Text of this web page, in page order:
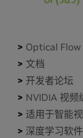
Optical Flow
文档
开发者论坛
NVIDIA 视频
适用于智能
深度学习软件